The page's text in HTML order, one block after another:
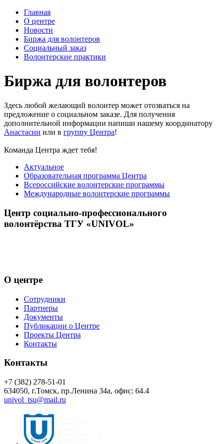
Главная
О центре
Новости
Биржа для волонтеров
Социальный заказ
Волонтерские практики
Биржа для волонтеров
Здесь любой желающий волонтер может отозваться на
предложение о социальном заказе. Для получения
дополнительной информации напиши нашему координатору
Анастасии или в группу Центра!
Команда Центра ждет тебя!
Актуальное
Образовательная программа Центра
Всероссийские волонтерские программы
Международные волонтерские программы
Центр социально-профессионального
волонтёрства ТГУ «UNIVOL»
О центре
Сотрудники
Партнеры
Документы
Публикации о Центре
Проекты Центра
Контакты
Контакты
+7 (382) 278-51-01
634050, г.Томск, пр.Ленина 34а, офис: 64.4
univol_tsu@mail.ru